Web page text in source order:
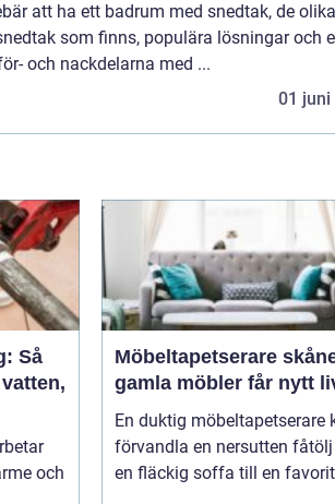
att ha ett badrum med snedtak, de olika
som finns, populära lösningar och
och nackdelarna med ...
01 juni
Så
och
Möbeltapetserare skåne
gamla möbler får nytt
En duktig möbeltapetserare
förvandla en nersutten fåtölj
en fläckig soffa till en